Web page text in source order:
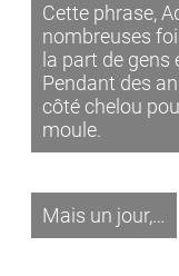
Cette phrase,
nombreuses
la part de gens
Pendant des
côté chelou
moule.
Mais un jour,…